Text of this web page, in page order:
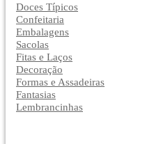
Doces Típicos
Confeitaria
Embalagens
Sacolas
Fitas e Laços
Decoração
Formas e Assadeiras
Fantasias
Lembrancinhas